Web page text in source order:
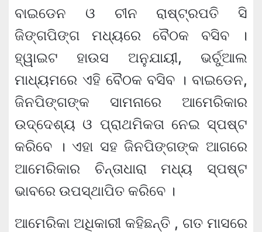
ବାଇଡେନ ଓ ଚୀନ ରାଷ୍ଟ୍ରପତି ସି
ଜିଙ୍ଗପିଙ୍ଗ ମଧ୍ୟରେ ବୈଠକ ବସିବ ।
ହ୍ୱାଇଟ ହାଉସ ଅନୁଯାୟୀ, ଭର୍ଚୁଆଲ
ମାଧ୍ୟମରେ ଏହି ବୈଠକ ବସିବ । ବାଇଡେନ,
ଜିନପିଙ୍ଗଙ୍କ ସାମନାରେ ଆମେରିକାର
ଉଦ୍ଦେଶ୍ୟ ଓ ପ୍ରାଥମିକତା ନେଇ ସ୍ପଷ୍ଟ
କରିବେ । ଏହା ସହ ଜିନପିଙ୍ଗଙ୍କ ଆଗରେ
ଆମେରିକାର ଚିନ୍ତାଧାରା ମଧ୍ୟ ସ୍ପଷ୍ଟ
ଭାବରେ ଉପସ୍ଥାପିତ କରିବେ ।
ଆମେରିକା ଅଧିକାରୀ କହିଛନ୍ତି , ଗତ ମାସରେ